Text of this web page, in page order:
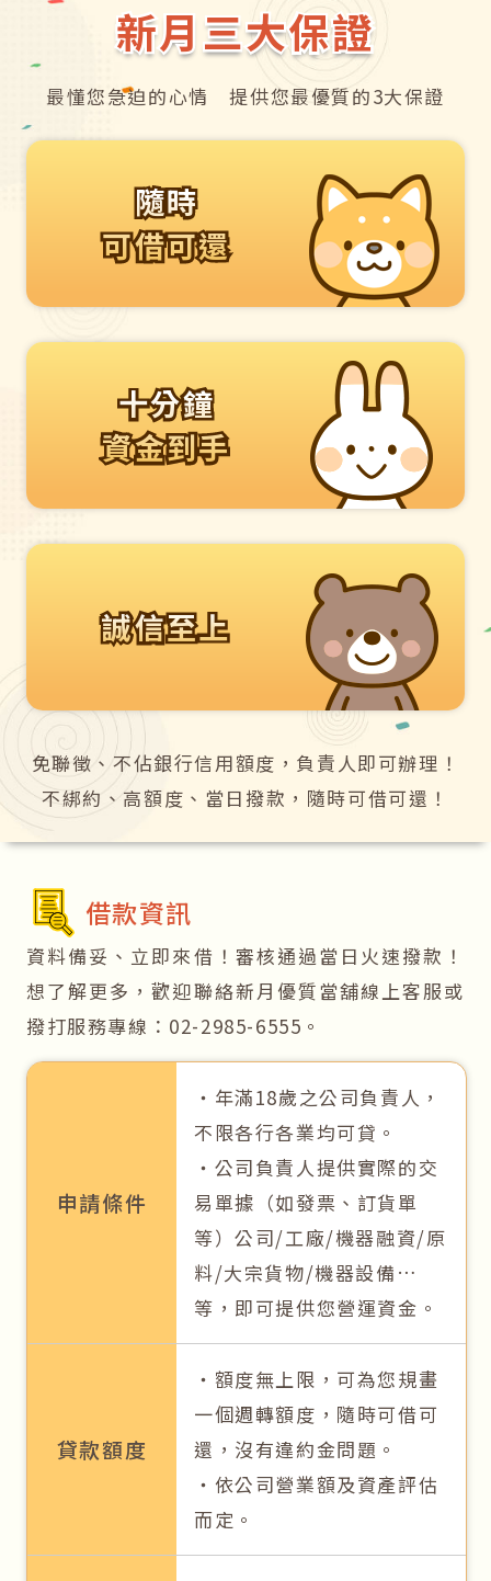
新月三大保證
新月三大保證
最懂您急迫的心情 提供您最優質的3大保證
隨時
可借可還
隨時
可借可還
十分鐘
資金到手
十分鐘
資金到手
誠信至上
誠信至上
免聯徵、不佔銀行信用額度，負責人即可辦理！
不綁約、高額度、當日撥款，隨時可借可還！
借款資訊
資料備妥、立即來借！審核通過當日火速撥款！
想了解更多，歡迎聯絡新月優質當舖線上客服或
撥打服務專線：02-2985-6555。
申請條件
‧年滿18歲之公司負責人，
不限各行各業均可貸。
‧公司負責人提供實際的交
易單據（如發票、訂貨單
等）公司/工廠/機器融資/原
料/大宗貨物/機器設備…
等，即可提供您營運資金。
貸款額度
‧額度無上限，可為您規畫
一個週轉額度，隨時可借可
還，沒有違約金問題。
‧依公司營業額及資產評估
而定。